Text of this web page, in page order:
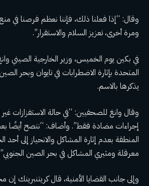
وقال: “إذا فعلنا ذلك، فإننا نعظم فرصنا في
ومرة ​​أخرى، تعزيز السلام والاستقرار”.
في بكين يوم الخميس، وزير الخارجية الصيني
المتحدة بإثارة الاضطرابات في تايوان وبحر
يذكرها بالاسم.
وقال وانغ للصحفيين: “في حالة الاستفزازات
إجراءات مضادة فقط”. وأضاف: “ننصح أيضًا
المنطقة بعدم إثارة المشاكل والانحياز إلى أحد
معرقلة ومثيري المشاكل في بحر الصين
وإلى جانب القضايا الأمنية، قال كريتنبرينك إن